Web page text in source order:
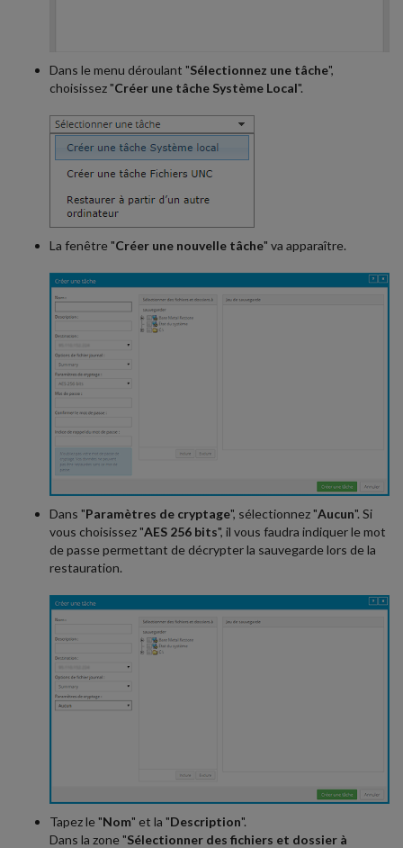
Dans le menu déroulant "Sélectionnez une tâche",
choisissez "Créer une tâche Système Local".
La fenêtre "Créer une nouvelle tâche" va apparaître.
Dans "Paramètres de cryptage", sélectionnez "Aucun". Si
vous choisissez "AES 256 bits", il vous faudra indiquer le mot
de passe permettant de décrypter la sauvegarde lors de la
restauration.
Tapez le "Nom" et la "Description".
Dans la zone "Sélectionner des fichiers et dossier à